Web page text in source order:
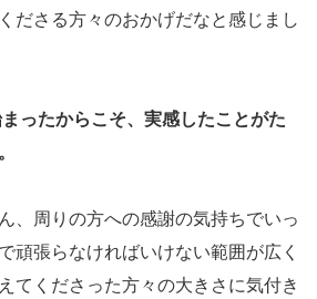
ださる方々のおかげだなと感じまし
ったからこそ、実感したことがた
、周りの方への感謝の気持ちでいっ
頑張らなければいけない範囲が広く
てくださった方々の大きさに気付き